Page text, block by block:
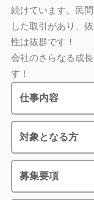
続けています。民
した取引があり、
性は抜群です！
会社のさらなる成
す！
仕事内容
対象となる方
募集要項